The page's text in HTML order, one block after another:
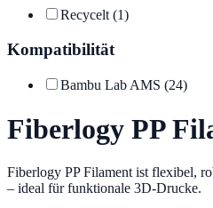
Recycelt (1)
Kompatibilität
Bambu Lab AMS (24)
Fiberlogy PP
Fiberlogy PP Filament ist flexibel,
– ideal für funktionale 3D-Drucke.